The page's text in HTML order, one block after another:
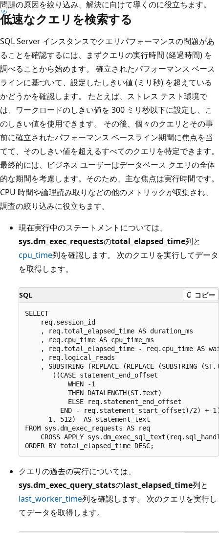
問題の原因を絞り込み、解決に向けて導くのに役立ちます。
低速なクエリを検索する
SQL Server インスタンスでクエリパフォーマンスの問題があ
ることを確認するには、まずクエリの実行時間 (経過時間) を
調べることから始めます。 確立されたパフォーマンス ベース
ラインに基づいて、設定したしきい値 (ミリ秒) を超えている
かどうかを確認します。 たとえば、ストレス テスト環境で
は、ワークロードのしきい値を 300 ミリ秒以下に設定し、こ
のしきい値を使用できます。 その後、個々のクエリとその事
前に確立されたパフォーマンス ベースライン期間に焦点を当
てて、そのしきい値を超えるすべてのクエリを特定できます。
最終的には、ビジネス ユーザーはデータベース クエリの全体
的な期間を考慮します。そのため、主な焦点は実行時間です。
CPU 時間や論理読み取りなどの他のメトリックが収集され、
調査の絞り込みに役立ちます。
現在実行中のステートメントについては、
sys.dm_exec_requestsのtotal_elapsed_time列と
cpu_time列を確認します。 次のクエリを実行してデータ
を取得します。
SQL コピー
SELECT
    req.session_id
    , req.total_elapsed_time AS duration_ms
    , req.cpu_time AS cpu_time_ms
, req.total_elapsed_time - req.cpu_time AS
    , req.logical_reads
, SUBSTRING (REPLACE (REPLACE (SUBSTRING
       ((CASE statement_end_offset
           WHEN -1
           THEN DATALENGTH(ST.text)
           ELSE req.statement_end_offset
END - req.statement_start_offset)/2) +
      1, 512)  AS statement_text
FROM sys.dm_exec_requests AS req
CROSS APPLY
クエリの過去の実行については、
sys.dm_exec_query_statsのlast_elapsed_time列と
last_worker_time列を確認します。 次のクエリを実行し
てデータを取得します。